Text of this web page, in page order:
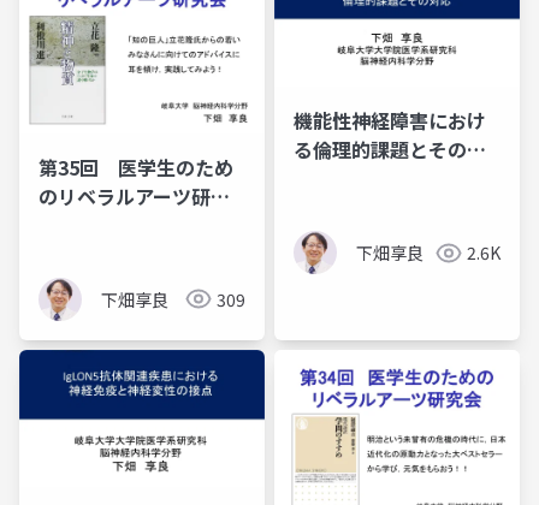
第35回 医学生のため
のリベラルアーツ研究
下畑享良 309
機能性神経障害におけ
る倫理的課題とその対
下畑享良 2.6K